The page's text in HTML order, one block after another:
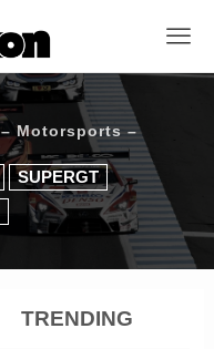
– Motorsports –
SUPERGT
TRENDING